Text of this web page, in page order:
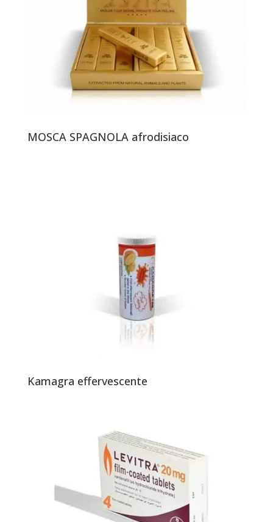
MOSCA SPAGNOLA afrodisiaco
Kamagra effervescente